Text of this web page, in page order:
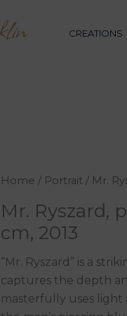
CREATIONS
Home / Portrait / Mr.
Mr. Ryszard,
cm, 2013
“Mr. Ryszard” is a
captures the depth
masterfully uses